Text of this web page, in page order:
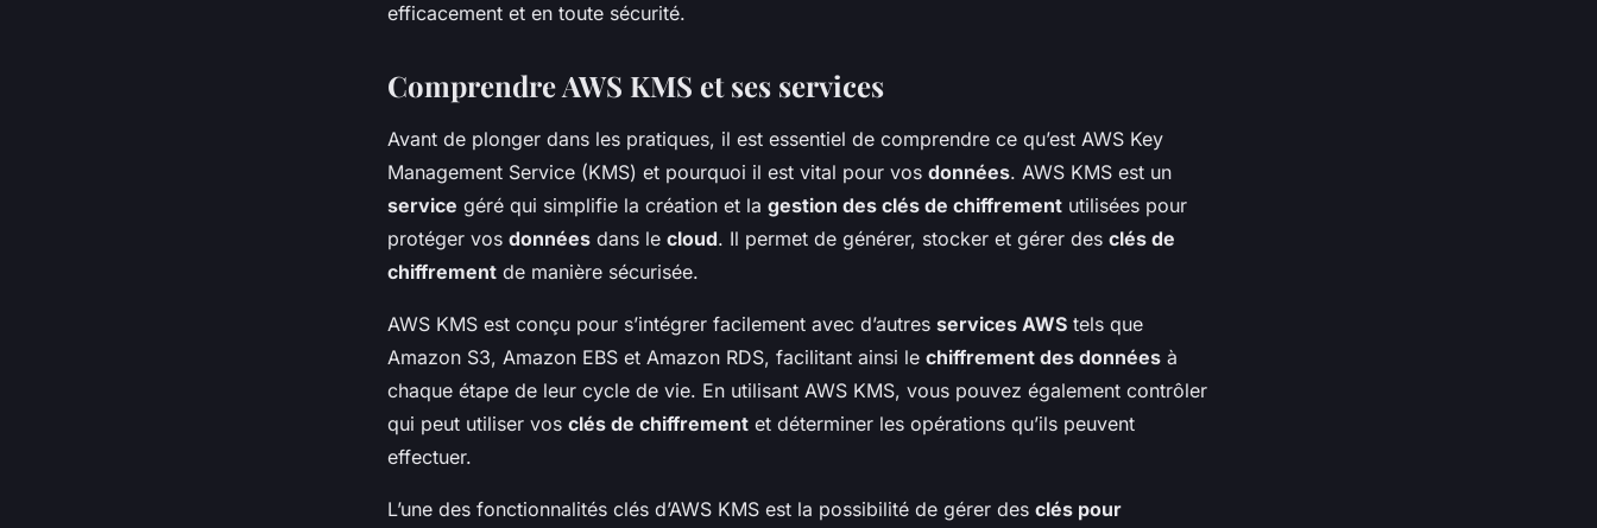
efficacement et en toute sécurité.
Comprendre AWS KMS et ses services
Avant de plonger dans les pratiques, il est essentiel de comprendre ce qu’est AWS Key
Management Service (KMS) et pourquoi il est vital pour vos données. AWS KMS est un
service géré qui simplifie la création et la gestion des clés de chiffrement utilisées pour
protéger vos données dans le cloud. Il permet de générer, stocker et gérer des clés de
chiffrement de manière sécurisée.
AWS KMS est conçu pour s’intégrer facilement avec d’autres services AWS tels que
Amazon S3, Amazon EBS et Amazon RDS, facilitant ainsi le chiffrement des données à
chaque étape de leur cycle de vie. En utilisant AWS KMS, vous pouvez également contrôler
qui peut utiliser vos clés de chiffrement et déterminer les opérations qu’ils peuvent
effectuer.
L’une des fonctionnalités clés d’AWS KMS est la possibilité de gérer des clés pour